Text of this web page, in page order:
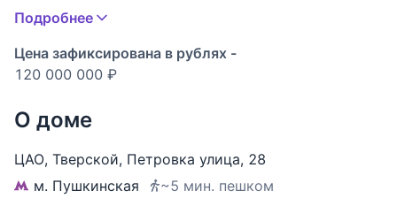
спальня, кабинет (спальня или детская),
гардеробная, 2 санузла.
доходный дом Высоко-Петровского монастыря,
построенный в 1900 году в духе модерн. В 2005
году была произведена полная реконструкция
здания. Закрытая территория, объединенная с
мужским монастырем. Закрытый паркинг во
Подробнее
Цена зафиксирована в рублях -
120 000 000 ₽
О доме
ЦАО, Тверской, Петровка улица, 28
м. Пушкинская
~5 мин. пешком